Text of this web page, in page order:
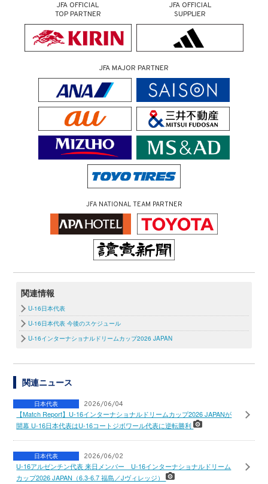
JFA OFFICIAL
TOP PARTNER
JFA OFFICIAL
SUPPLIER
JFA MAJOR PARTNER
JFA NATIONAL TEAM PARTNER
関連情報
U-16日本代表
U-16日本代表 今後のスケジュール
U-16インターナショナルドリームカップ2026 JAPAN
関連ニュース
日本代表 2026/06/04
【Match Report】U-16インターナショナルドリームカップ2026 JAPANが
開幕 U-16日本代表はU-16コートジボワール代表に逆転勝利
日本代表 2026/06/02
U-16アルゼンチン代表 来日メンバー U-16インターナショナルドリーム
カップ2026 JAPAN（6.3-6.7 福島／Jヴィレッジ）